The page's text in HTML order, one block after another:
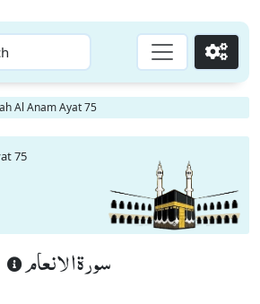
Go
Al Anam Ayat 75
75
سورة الانعام